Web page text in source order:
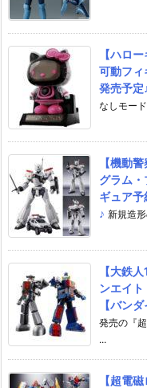
【ハロ
可動フ
発売予定
なしモー
【機動
グラム
ギュア
♪ 新規造
【大鉄
ンエイ
【バン
発売の『
...
【超電